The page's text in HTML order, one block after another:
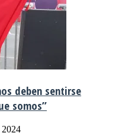
deben sentirse
somos”